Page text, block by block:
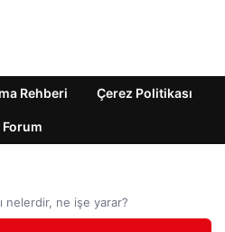
Rehberi Çerez Politikası
Forum
nelerdir, ne işe yarar?